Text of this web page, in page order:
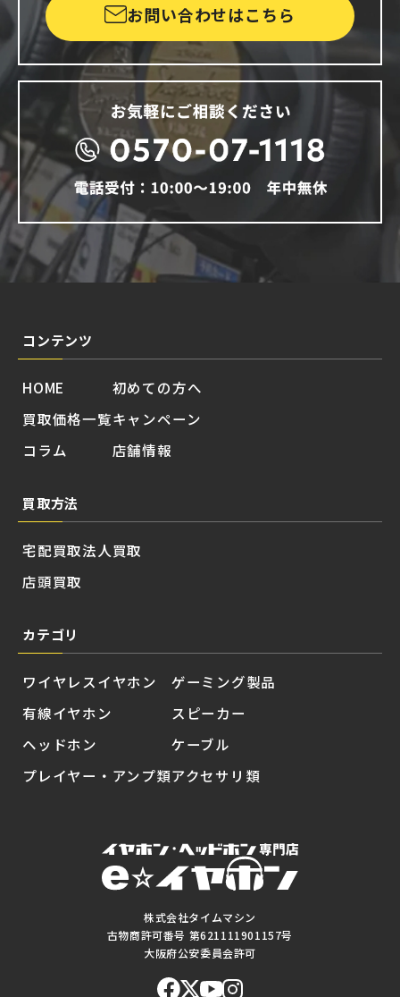
お問い合わせはこちら
株式会社タイムマシン
古物商許可番号 第621111901157号
大阪府公安委員会許可
コンテンツ
HOME
買取価格一覧
コラム
初めての方へ
キャンペーン
店舗情報
買取方法
宅配買取
店頭買取
法人買取
カテゴリ
ワイヤレスイヤホン
有線イヤホン
ヘッドホン
プレイヤー・アンプ類
ゲーミング製品
スピーカー
ケーブル
アクセサリ類